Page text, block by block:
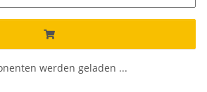
werden geladen ...